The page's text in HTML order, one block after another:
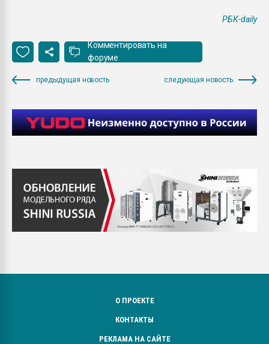
РБК-daily
Комментировать на
форуме
предыдущая новость следующая новость
О ПРОЕКТЕ
КОНТАКТЫ
РЕКЛАМА НА САЙТЕ